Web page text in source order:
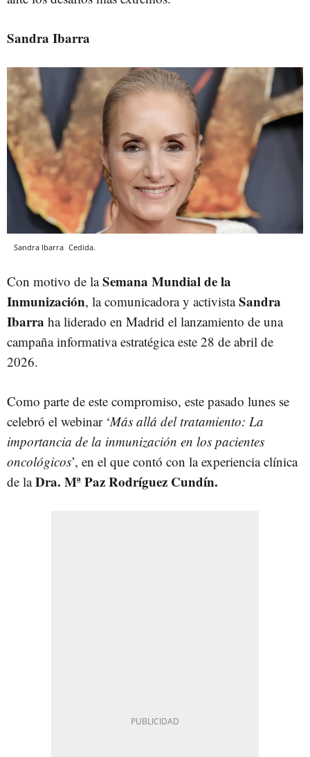
Sandra Ibarra
Sandra Ibarra Cedida.
Con motivo de laSemana Mundial de la
Inmunización, la comunicadora y activistaSandra
Ibarra ha liderado en Madrid el lanzamiento de una
campaña informativa estratégica este 28 de abril de
2026.
Como parte de este compromiso, este pasado lunes se
celebró el webinar ‘Más allá del tratamiento: La
importancia de la inmunización en los pacientes
oncológicos’, en el que contó con la experiencia clínica
de laDra. Mª Paz Rodríguez Cundín.